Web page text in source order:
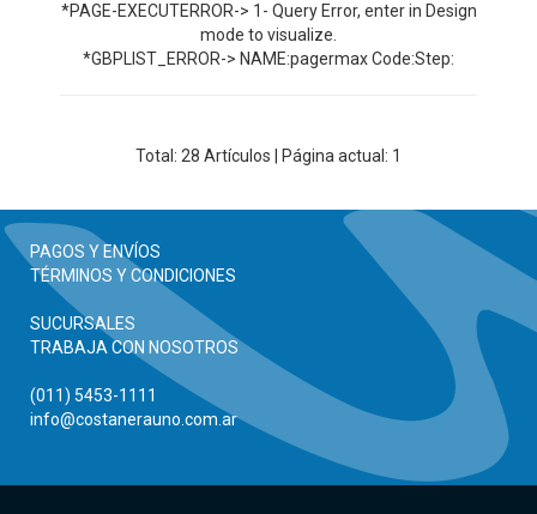
*PAGE-EXECUTERROR-> 1- Query Error, enter in Design
mode to visualize.
*GBPLIST_ERROR-> NAME:pagermax Code:Step:
Total: 28 Artículos | Página actual: 1
PAGOS Y ENVÍOS
TÉRMINOS Y CONDICIONES
SUCURSALES
TRABAJA CON NOSOTROS
(011) 5453-1111
info@costanerauno.com.ar